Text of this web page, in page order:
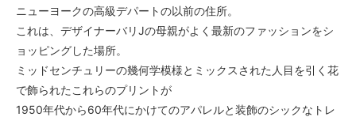
ニューヨークの高級デパートの以前の住所。
これは、デザイナーバリJの母親がよく最新のファッションをシ
ョッピングした場所。
ミッドセンチュリーの幾何学模様とミックスされた人目を引く花
で飾られたこれらのプリントが
1950年代から60年代にかけてのアパレルと装飾のシックなトレ